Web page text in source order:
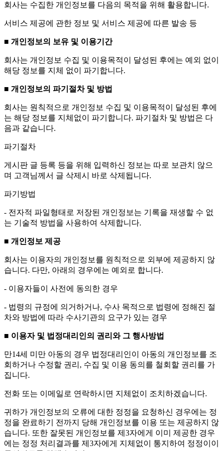
회사는 수집한 개인정보를 다음의 목적을 위해 활용합니다.
서비스 제공에 관한 정보 및 서비스 제공에 따른 발송 등
■ 개인정보의 보유 및 이용기간
회사는 개인정보 수집 및 이용목적이 달성된 후에는 예외 없이
해당 정보를 지체 없이 파기합니다.
■ 개인정보의 파기절차 및 방법
회사는 원칙적으로 개인정보 수집 및 이용목적이 달성된 후에
는 해당 정보를 지체없이 파기합니다. 파기절차 및 방법은 다
음과 같습니다.
파기절차
게시판 글 등록 등을 위해 입력하신 정보는 따로 보관치 않으
며 고객님께서 글 삭제시 바로 삭제됩니다.
파기방법
- 전자적 파일형태로 저장된 개인정보는 기록을 재생할 수 없
는 기술적 방법을 사용하여 삭제합니다.
■ 개인정보 제공
회사는 이용자의 개인정보를 원칙적으로 외부에 제공하지 않
습니다. 다만, 아래의 경우에는 예외로 합니다.
- 이용자들이 사전에 동의한 경우
- 법령의 규정에 의거하거나, 수사 목적으로 법령에 정해진 절
차와 방법에 따라 수사기관의 요구가 있는 경우
■ 이용자 및 법정대리인의 권리와 그 행사방법
만14세 미만 아동의 경우 법정대리인이 아동의 개인정보를 조
회하거나 수정할 권리, 수집 및 이용 동의를 철회할 권리를 가
집니다.
전화 또는 이메일로 연락하시면 지체없이 조치하겠습니다.
귀하가 개인정보의 오류에 대한 정정을 요청하신 경우에는 정
정을 완료하기 전까지 당해 개인정보를 이용 또는 제공하지 않
습니다. 또한 잘못된 개인정보를 제3자에게 이미 제공한 경우
에는 정정 처리결과를 제3자에게 지체없이 통지하여 정정이이